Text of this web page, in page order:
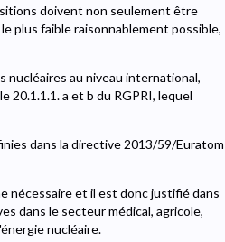
doivent non seulement être
plus faible raisonnablement possible,
nucléaires au niveau international,
20.1.1.1. a et b du RGPRI, lequel
dans la directive 2013/59/Euratom
nécessaire et il est donc justifié dans
dans le secteur médical, agricole,
nucléaire.